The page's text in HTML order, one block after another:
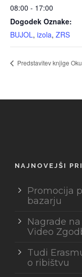
08:00 - 17:00
Dogodek Oznake:
BUJOL, izola, ZRS
Predstavitev knjige
NAJNOVEJŠI
Promocija
bazarju
Nagrade
Video
Tudi
o ribištvu